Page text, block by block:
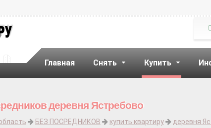
Главная Снять Купить
деревня Ястребово
БЕЗ ПОСРЕДНИКОВ купить квартиру деревня